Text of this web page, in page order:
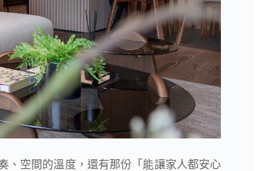
、空間的溫度，還有那份「能讓家人都安心